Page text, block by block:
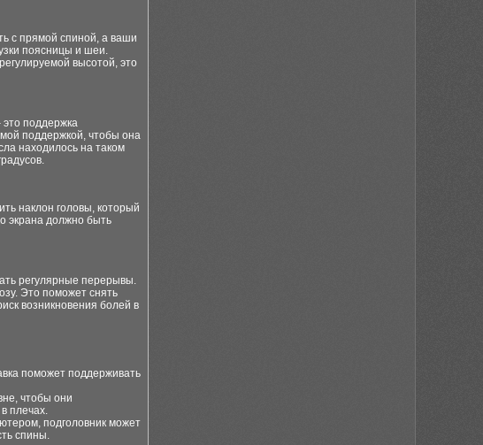
с прямой спиной, а ваши
поясницы и шеи.
высотой, это
поддержка
поддержкой, чтобы она
находилось на таком
наклон головы, который
экрана должно быть
регулярные перерывы.
Это поможет снять
возникновения болей в
поможет поддерживать
чтобы они
плечах.
подголовник может
спины.